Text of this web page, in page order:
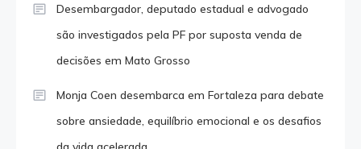
Desembargador, deputado estadual e advogado
são investigados pela PF por suposta venda de
decisões em Mato Grosso
Monja Coen desembarca em Fortaleza para debate
sobre ansiedade, equilíbrio emocional e os desafios